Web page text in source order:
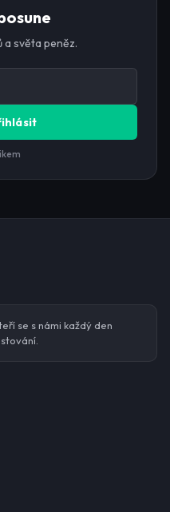
a světa peněz.
se s námi každý den